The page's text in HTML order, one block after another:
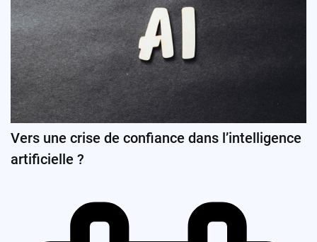
Vers une crise de confiance dans l’intelligence
artificielle ?